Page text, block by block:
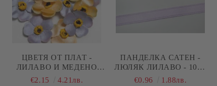
ЦВЕТЯ ОТ ПЛАТ -
ЛИЛАВО И МЕДЕНО
€2.15 4.21лв.
ПАНДЕЛКА САТЕН -
ЛЮЛЯК ЛИЛАВО - 10М.
№33
€0.96 1.88лв.